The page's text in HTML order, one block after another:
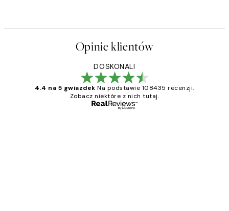
Opinie klientów
DOSKONALI
4.4 na 5 gwiazdek Na podstawie 108435 recenzji.
Zobacz niektóre z nich tutaj.